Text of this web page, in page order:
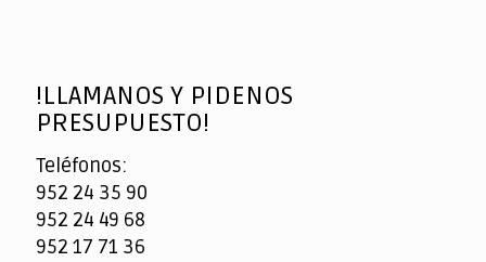
!LLAMANOS Y PIDENOS
PRESUPUESTO!
Teléfonos:
952 24 35 90
952 24 49 68
952 17 71 36